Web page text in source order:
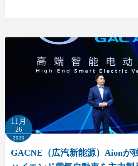
11月
26
2020
GACNE（広汽新能源）Aionが